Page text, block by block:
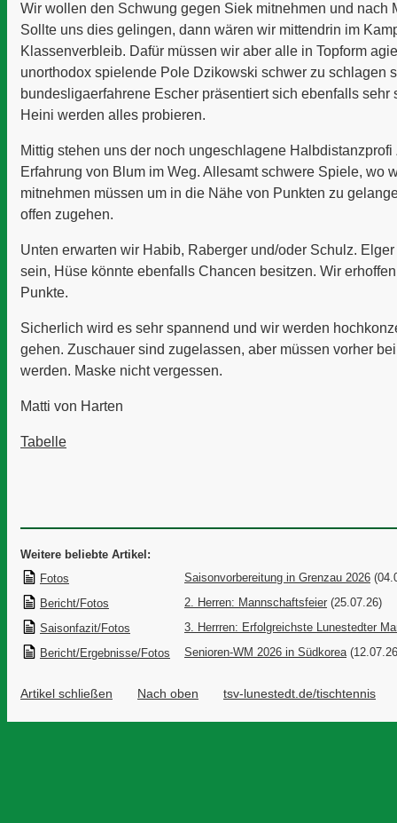
Wir wollen den Schwung gegen Siek mitnehmen und nach
Sollte uns dies gelingen, dann wären wir mittendrin im
Klassenverbleib. Dafür müssen wir aber alle in Topform
unorthodox spielende Pole Dzikowski schwer zu schlagen
bundesligaerfahrene Escher präsentiert sich ebenfalls sehr
Heini werden alles probieren.
Mittig stehen uns der noch ungeschlagene
Erfahrung von Blum im Weg. Allesamt schwere Spiele, wo
mitnehmen müssen um in die Nähe von Punkten zu
offen zugehen.
Unten erwarten wir Habib, Raberger und/oder Schulz.
sein, Hüse könnte ebenfalls Chancen besitzen. Wir
Punkte.
Sicherlich wird es sehr spannend und wir werden
gehen. Zuschauer sind zugelassen, aber müssen vorher
werden. Maske nicht vergessen.
Matti von Harten
Tabelle
Weitere beliebte Artikel:
Fotos
Saisonvorbereitung in Grenzau 2026
Bericht/Fotos
2. Herren: Mannschaftsfeier (25.07.26)
Saisonfazit/Fotos
3. Herrren: Erfolgreichste Lunestedter
Bericht/Ergebnisse/Fotos
Senioren-WM 2026 in Südkorea
Artikel schließen Nach oben tsv-lunestedt.de/tischtennis